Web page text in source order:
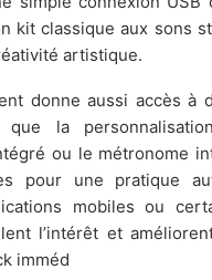
kit classique aux sons
artistique.
donne aussi accès à
la
ou le métronome
pour une pratique
mobiles ou
l’intérêt et
imméd